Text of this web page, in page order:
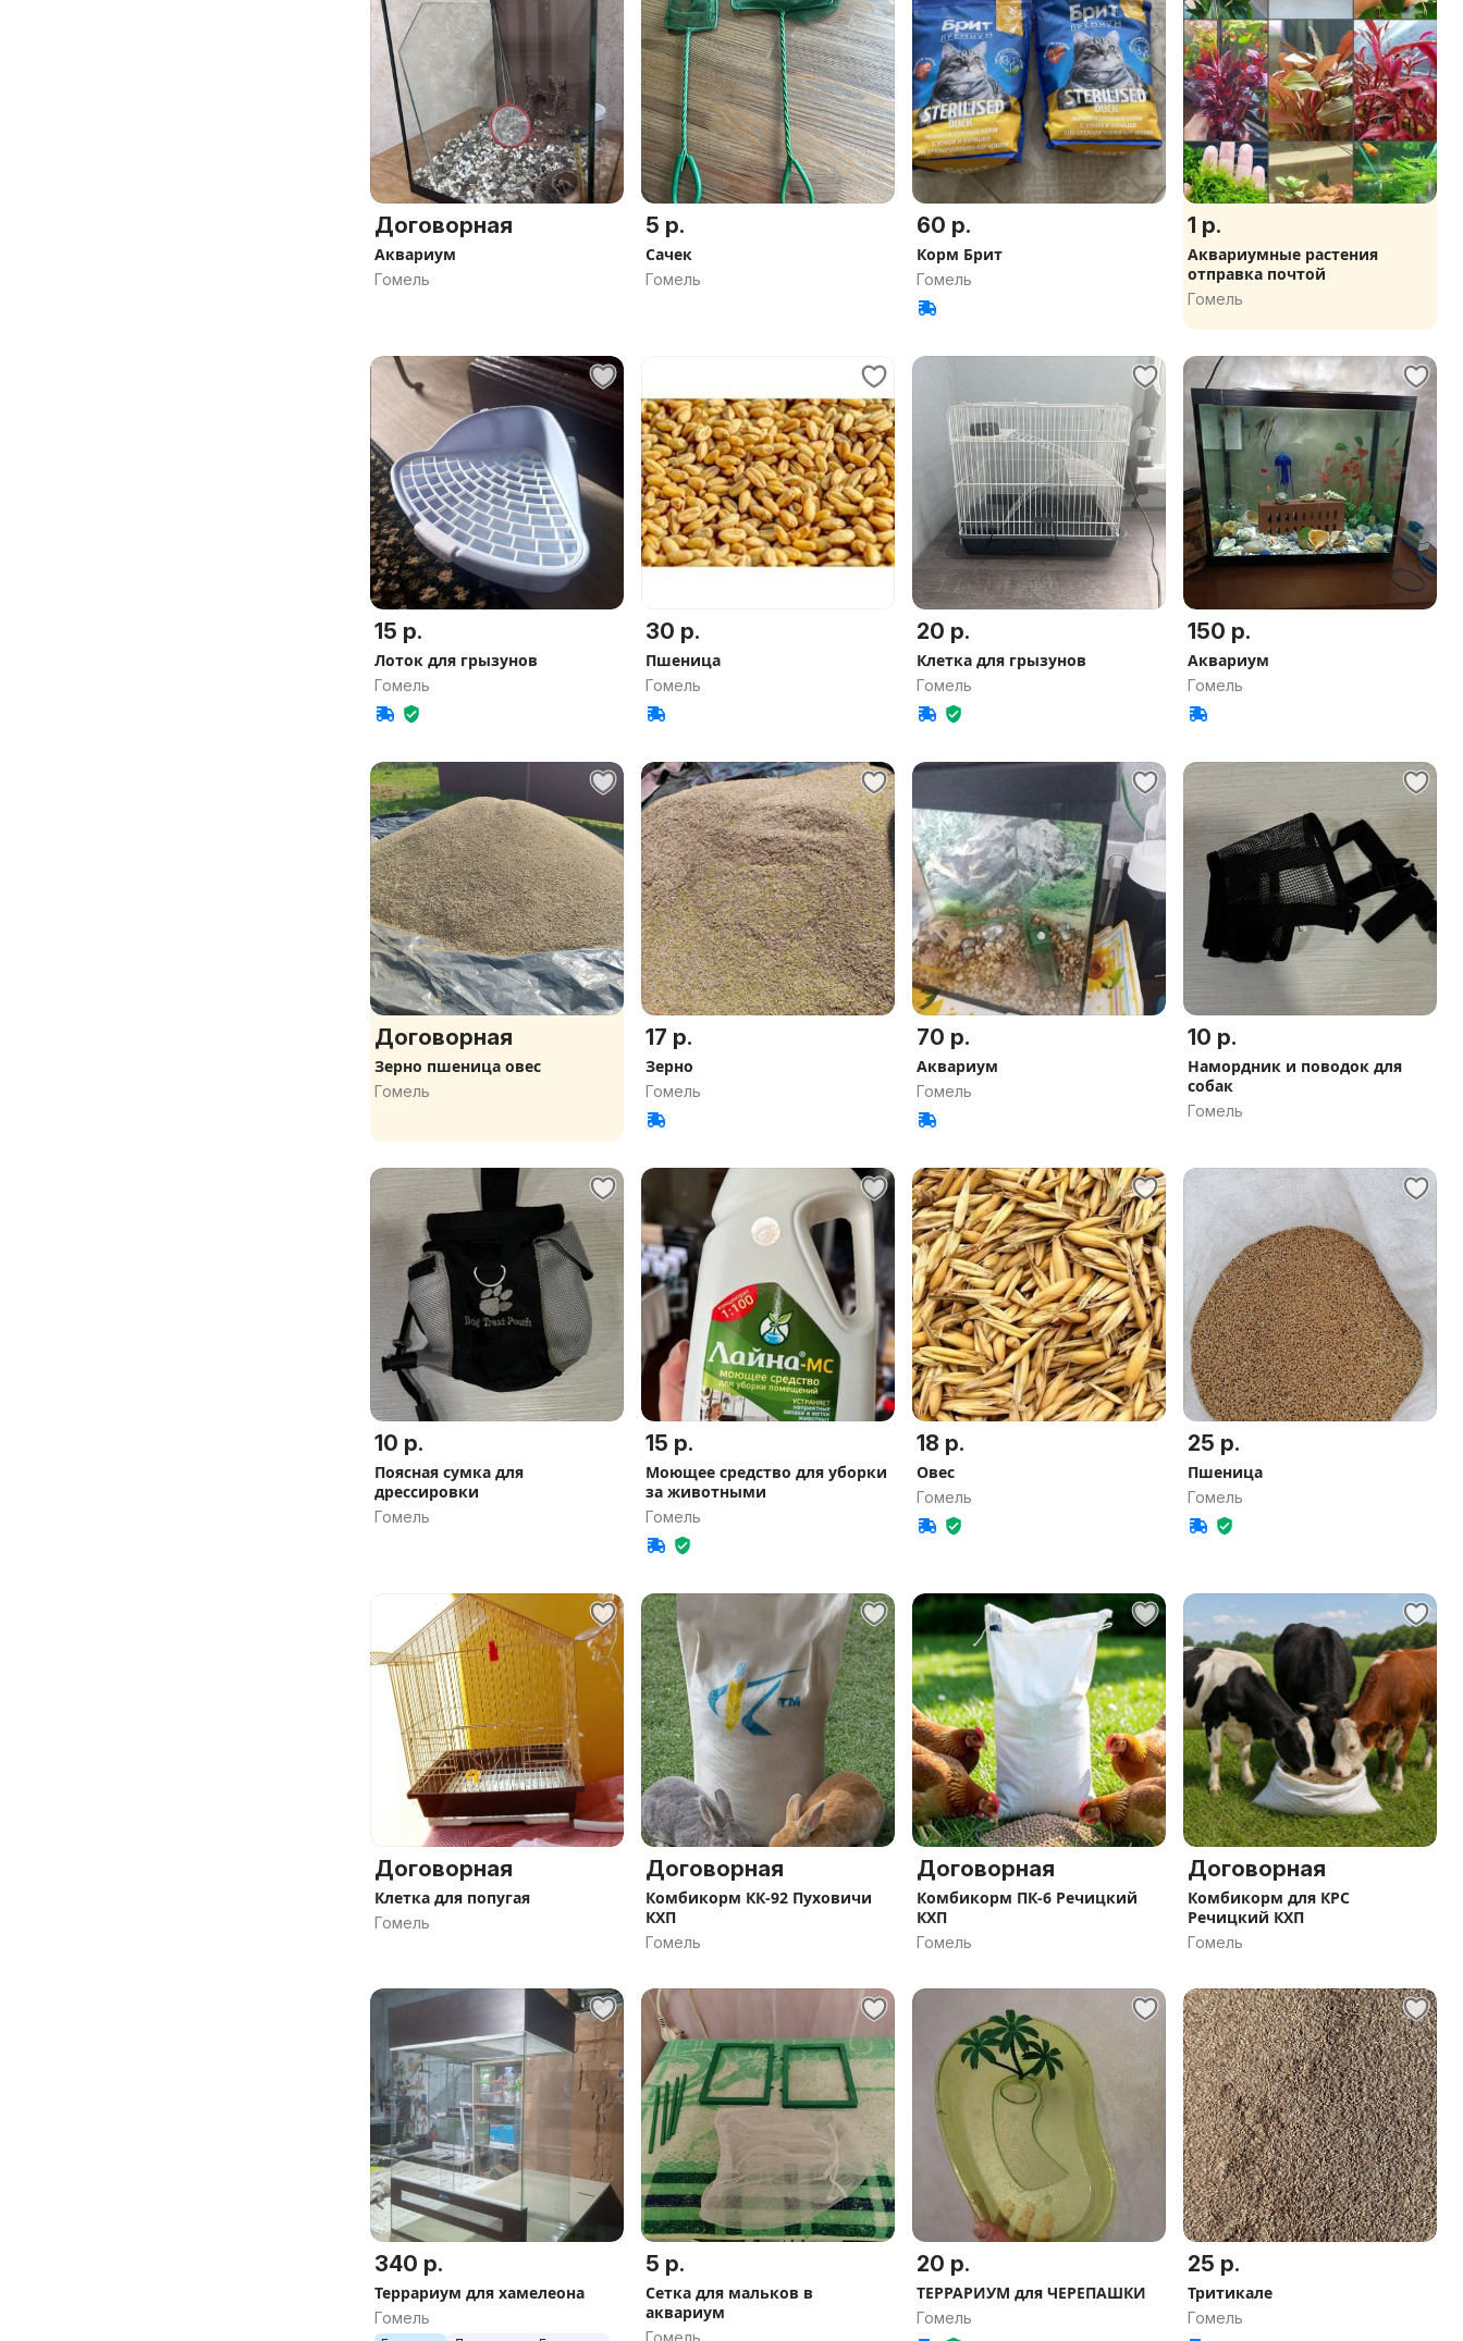
Договорная
Аквариум
Гомель
5 р.
Сачек
Гомель
60 р.
Корм Брит
Гомель
1 р.
Аквариумные растения
отправка почтой
Гомель
15 р.
Лоток для грызунов
Гомель
30 р.
Пшеница
Гомель
20 р.
Клетка для грызунов
Гомель
150 р.
Аквариум
Гомель
Договорная
Зерно пшеница овес
Гомель
17 р.
Зерно
Гомель
70 р.
Аквариум
Гомель
10 р.
Намордник и поводок для
собак
Гомель
10 р.
Поясная сумка для
дрессировки
Гомель
15 р.
Моющее средство для уборки
за животными
Гомель
18 р.
Овес
Гомель
25 р.
Пшеница
Гомель
Договорная
Клетка для попугая
Гомель
Договорная
Комбикорм КК-92 Пуховичи
КХП
Гомель
Договорная
Комбикорм ПК-6 Речицкий
КХП
Гомель
Договорная
Комбикорм для КРС
Речицкий КХП
Гомель
340 р.
Террариум для хамелеона
Гомель
5 р.
Сетка для мальков в
аквариум
Гомель
20 р.
ТЕРРАРИУМ для ЧЕРЕПАШКИ
Гомель
25 р.
Тритикале
Гомель